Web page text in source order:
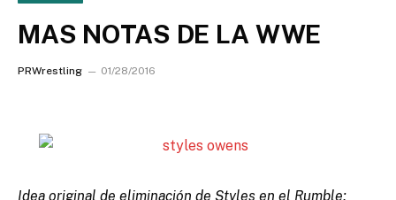
MAS NOTAS DE LA WWE
PRWrestling 01/28/2016
Idea original de eliminación de Styles en el Rumble;